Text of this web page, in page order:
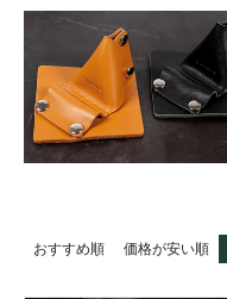
おすすめ順 価格が安い順